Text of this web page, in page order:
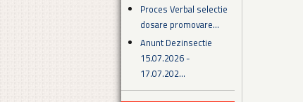
Proces Verbal selectie
dosare promovare...
Anunt Dezinsectie
15.07.2026 -
17.07.202...